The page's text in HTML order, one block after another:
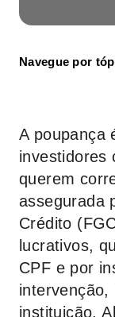
Navegue por
A poupança
investidores
querem
assegurada
Crédito
lucrativos,
CPF e por
intervenção,
instituição.